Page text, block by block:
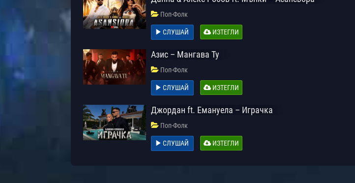
Поп-Фолк
СЛУШАЙ ИЗТЕГЛИ
Азис – Мангава Ту
Поп-Фолк
СЛУШАЙ ИЗТЕГЛИ
Джордан ft. Емануела – Играчка
Поп-Фолк
СЛУШАЙ ИЗТЕГЛИ